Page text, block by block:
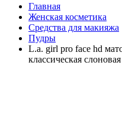
Главная
Женская косметика
Средства для макияжа
Пудры
L.a. girl pro face hd
классическая слоновая